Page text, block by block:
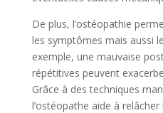
De plus, l’ostéopathie
les symptômes mais aussi
exemple, une mauvaise
répétitives peuvent
Grâce à des techniques
l’ostéopathe aide à